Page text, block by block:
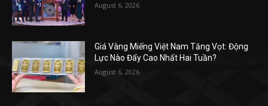
August 6, 2026
Giá Vàng Miếng Việt Nam Tăng Vọt: Động
Lực Nào Đẩy Cao Nhất Hai Tuần?
August 6, 2026